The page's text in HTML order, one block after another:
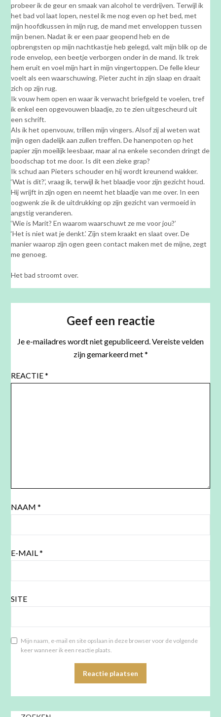
probeer ik de geur en smaak van alcohol te verdrijven. Terwijl ik
het bad vol laat lopen, nestel ik me nog even op het bed, met
mijn hoofdkussen in mijn rug, de mand met enveloppen tussen
mijn benen. Nadat ik er een paar geopend heb en de
opbrengsten op mijn nachtkastje heb gelegd, valt mijn blik op de
rode envelop, een beetje verborgen onder in de mand. Ik trek
hem eruit en voel mijn hart in mijn vingertoppen. De felle kleur
voelt als een waarschuwing. Pieter zucht in zijn slaap en draait
zich op zijn rug.
Ik vouw hem open en waar ik verwacht briefgeld te voelen, tref
ik enkel een opgevouwen blaadje, zo te zien uitgescheurd uit
een schrift.
Als ik het openvouw, trillen mijn vingers. Alsof zij al weten wat
mijn ogen dadelijk aan zullen treffen. De hanenpoten op het
papier zijn moeilijk leesbaar, maar al na enkele seconden dringt de
boodschap tot me door. Is dit een zieke grap?
Ik schud aan Pieters schouder en hij wordt kreunend wakker.
‘Wat is dit?’, vraag ik, terwijl ik het blaadje voor zijn gezicht houd.
Hij wrijft in zijn ogen en neemt het blaadje van me over. In een
oogwenk zie ik de uitdrukking op zijn gezicht van vermoeid in
angstig veranderen.
‘Wie is Marit? En waarom waarschuwt ze me voor jou?’
‘Het is niet wat je denkt.’ Zijn stem kraakt en slaat over. De
manier waarop zijn ogen geen contact maken met de mijne, zegt
me genoeg.
Het bad stroomt over.
Geef een reactie
Je e-mailadres wordt niet gepubliceerd.Vereiste velden
zijn gemarkeerd met*
REACTIE*
NAAM*
E-MAIL*
SITE
Mijn naam, e-mail en site opslaan in deze browser voor de volgende
keer wanneer ik een reactie plaats.